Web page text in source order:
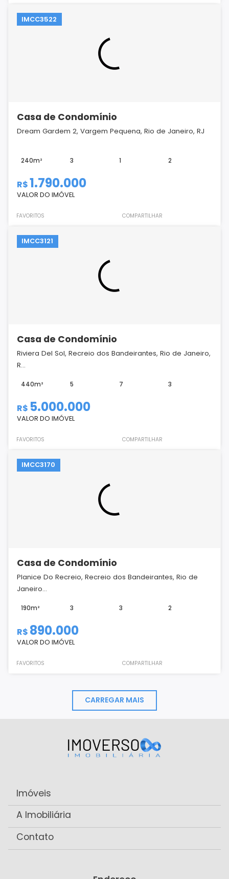
IMCC3522
Casa de Condomínio
Dream Gardem 2, Vargem Pequena, Rio de Janeiro, RJ
240m² 3 1 2
R$1.790.000
VALOR DO IMÓVEL
FAVORITOS COMPARTILHAR
IMCC3121
Casa de Condomínio
Riviera Del Sol, Recreio dos Bandeirantes, Rio de Janeiro,
R...
440m² 5 7 3
R$ 5.000.000
VALOR DO IMÓVEL
FAVORITOS COMPARTILHAR
IMCC3170
Casa de Condomínio
Planice Do Recreio, Recreio dos Bandeirantes, Rio de
Janeiro...
190m² 3 3 2
R$ 890.000
VALOR DO IMÓVEL
FAVORITOS COMPARTILHAR
CARREGAR MAIS
Imóveis
A Imobiliária
Contato